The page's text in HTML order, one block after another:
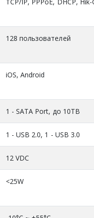
128 пользователей
iOS, Android
1 - SATA Port, до 10TB
1 - USB 2.0, 1 - USB 3.0
12 VDC
<25W